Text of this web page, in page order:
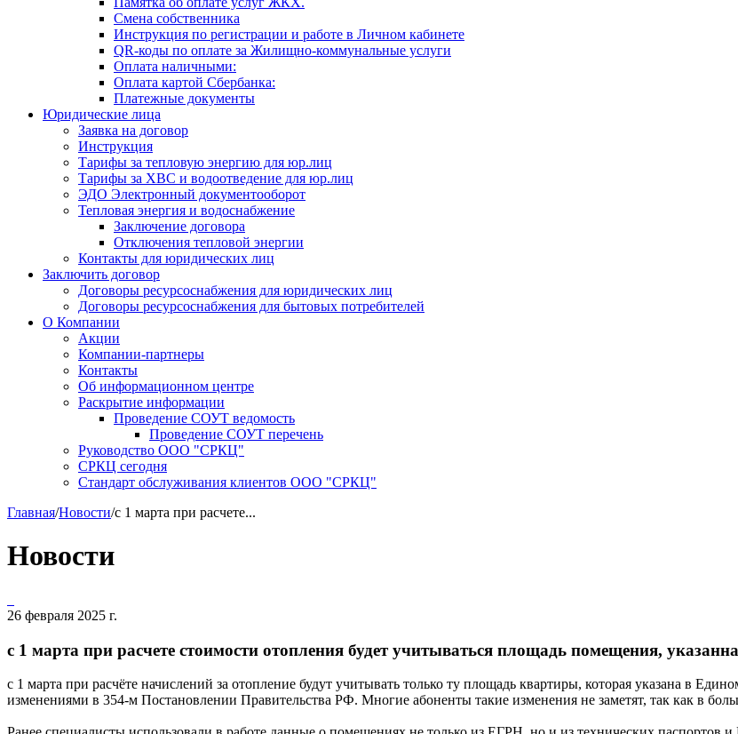
Смена собственника
Инструкция по регистрации и работе в Личном кабинете
QR-коды по оплате за Жилищно-коммунальные услуги
Оплата наличными:
Оплата картой Сбербанка:
Платежные документы
Юридические лица
Заявка на договор
Инструкция
Тарифы за тепловую энергию для юр.лиц
Тарифы за ХВС и водоотведение для юр.лиц
ЭДО Электронный документооборот
Тепловая энергия и водоснабжение
Заключение договора
Отключения тепловой энергии
Контакты для юридических лиц
Заключить договор
Договоры ресурсоснабжения для юридических лиц
Договоры ресурсоснабжения для бытовых потребителей
О Компании
Акции
Компании-партнеры
Контакты
Об информационном центре
Раскрытие информации
Проведение СОУТ ведомость
Проведение СОУТ перечень
Руководство ООО "СРКЦ"
СРКЦ сегодня
Стандарт обслуживания клиентов ООО "СРКЦ"
Главная/Новости/с 1 марта при расчете...
Новости
26 февраля 2025 г.
с 1 марта при расчете стоимости отопления будет учитываться площадь помещения,
с 1 марта при расчёте начислений за отопление будут учитывать только ту площадь квартиры, которая указана в
изменениями в 354-м Постановлении Правительства РФ. Многие абоненты такие изменения не заметят, так как в